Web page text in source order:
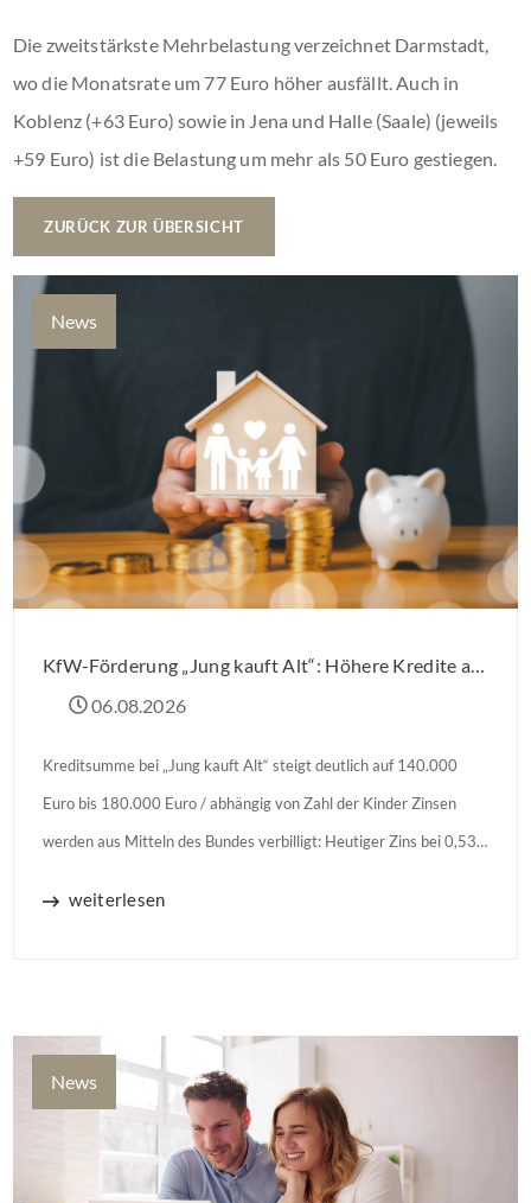
Die zweitstärkste Mehrbelastung verzeichnet Darmstadt,
wo die Monatsrate um 77 Euro höher ausfällt. Auch in
Koblenz (+63 Euro) sowie in Jena und Halle (Saale) (jeweils
+59 Euro) ist die Belastung um mehr als 50 Euro gestiegen.
ZURÜCK ZUR ÜBERSICHT
News
06.08.2026
Kreditsumme bei „Jung kauft Alt“ steigt deutlich auf 140.000
Euro bis 180.000 Euro / abhängig von Zahl der Kinder Zinsen
werden aus Mitteln des Bundes verbilligt: Heutiger Zins bei 0,53
weiterlesen
News